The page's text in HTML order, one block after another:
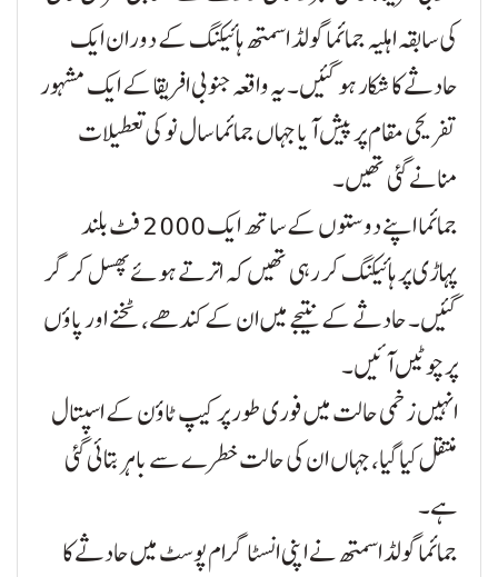
کی سابقہ اہلیہ جمائما گولڈ اسمتھ ہائیکنگ کے دوران ایک
حادثے کا شکار ہو گئیں۔ یہ واقعہ جنوبی افریقا کے ایک مشہور
تفریحی مقام پر پیش آیا جہاں جمائما سال نو کی تعطیلات
منانے گئی تھیں۔
جمائما اپنے دوستوں کے ساتھ ایک 2000 فٹ بلند
پہاڑی پر ہائیکنگ کر رہی تھیں کہ اترتے ہوئے پھسل کر گر
گئیں۔ حادثے کے نتیجے میں ان کے کندھے، ٹخنے اور پاؤں
پر چوٹیں آئیں۔
انہیں زخمی حالت میں فوری طور پر کیپ ٹاؤن کے اسپتال
منتقل کیا گیا، جہاں ان کی حالت خطرے سے باہر بتائی گئی
ہے۔
جمائما گولڈ اسمتھ نے اپنی انسٹاگرام پوسٹ میں حادثے کا